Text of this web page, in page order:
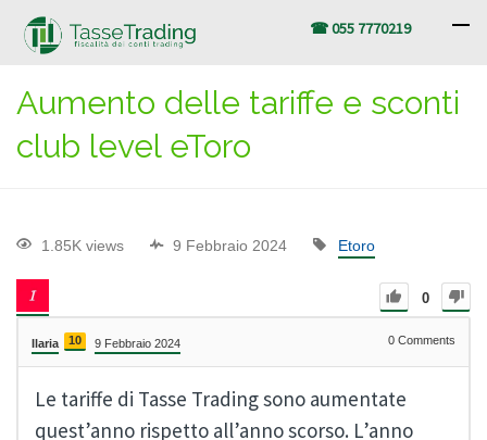
☎ 055 7770219
Aumento delle tariffe e sconti
club level eToro
1.85K views 9 Febbraio 2024 Etoro
0
Ilaria 10 9 Febbraio 2024 0 Comments
Le tariffe di Tasse Trading sono aumentate
quest’anno rispetto all’anno scorso. L’anno